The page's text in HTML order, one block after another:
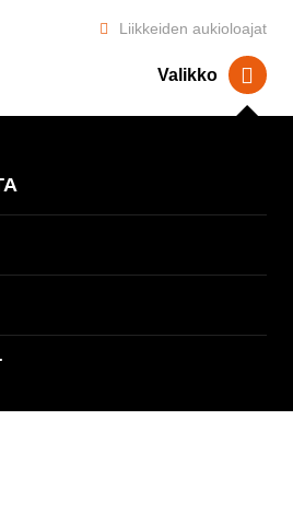
Liikkeiden aukioloajat
Valikko